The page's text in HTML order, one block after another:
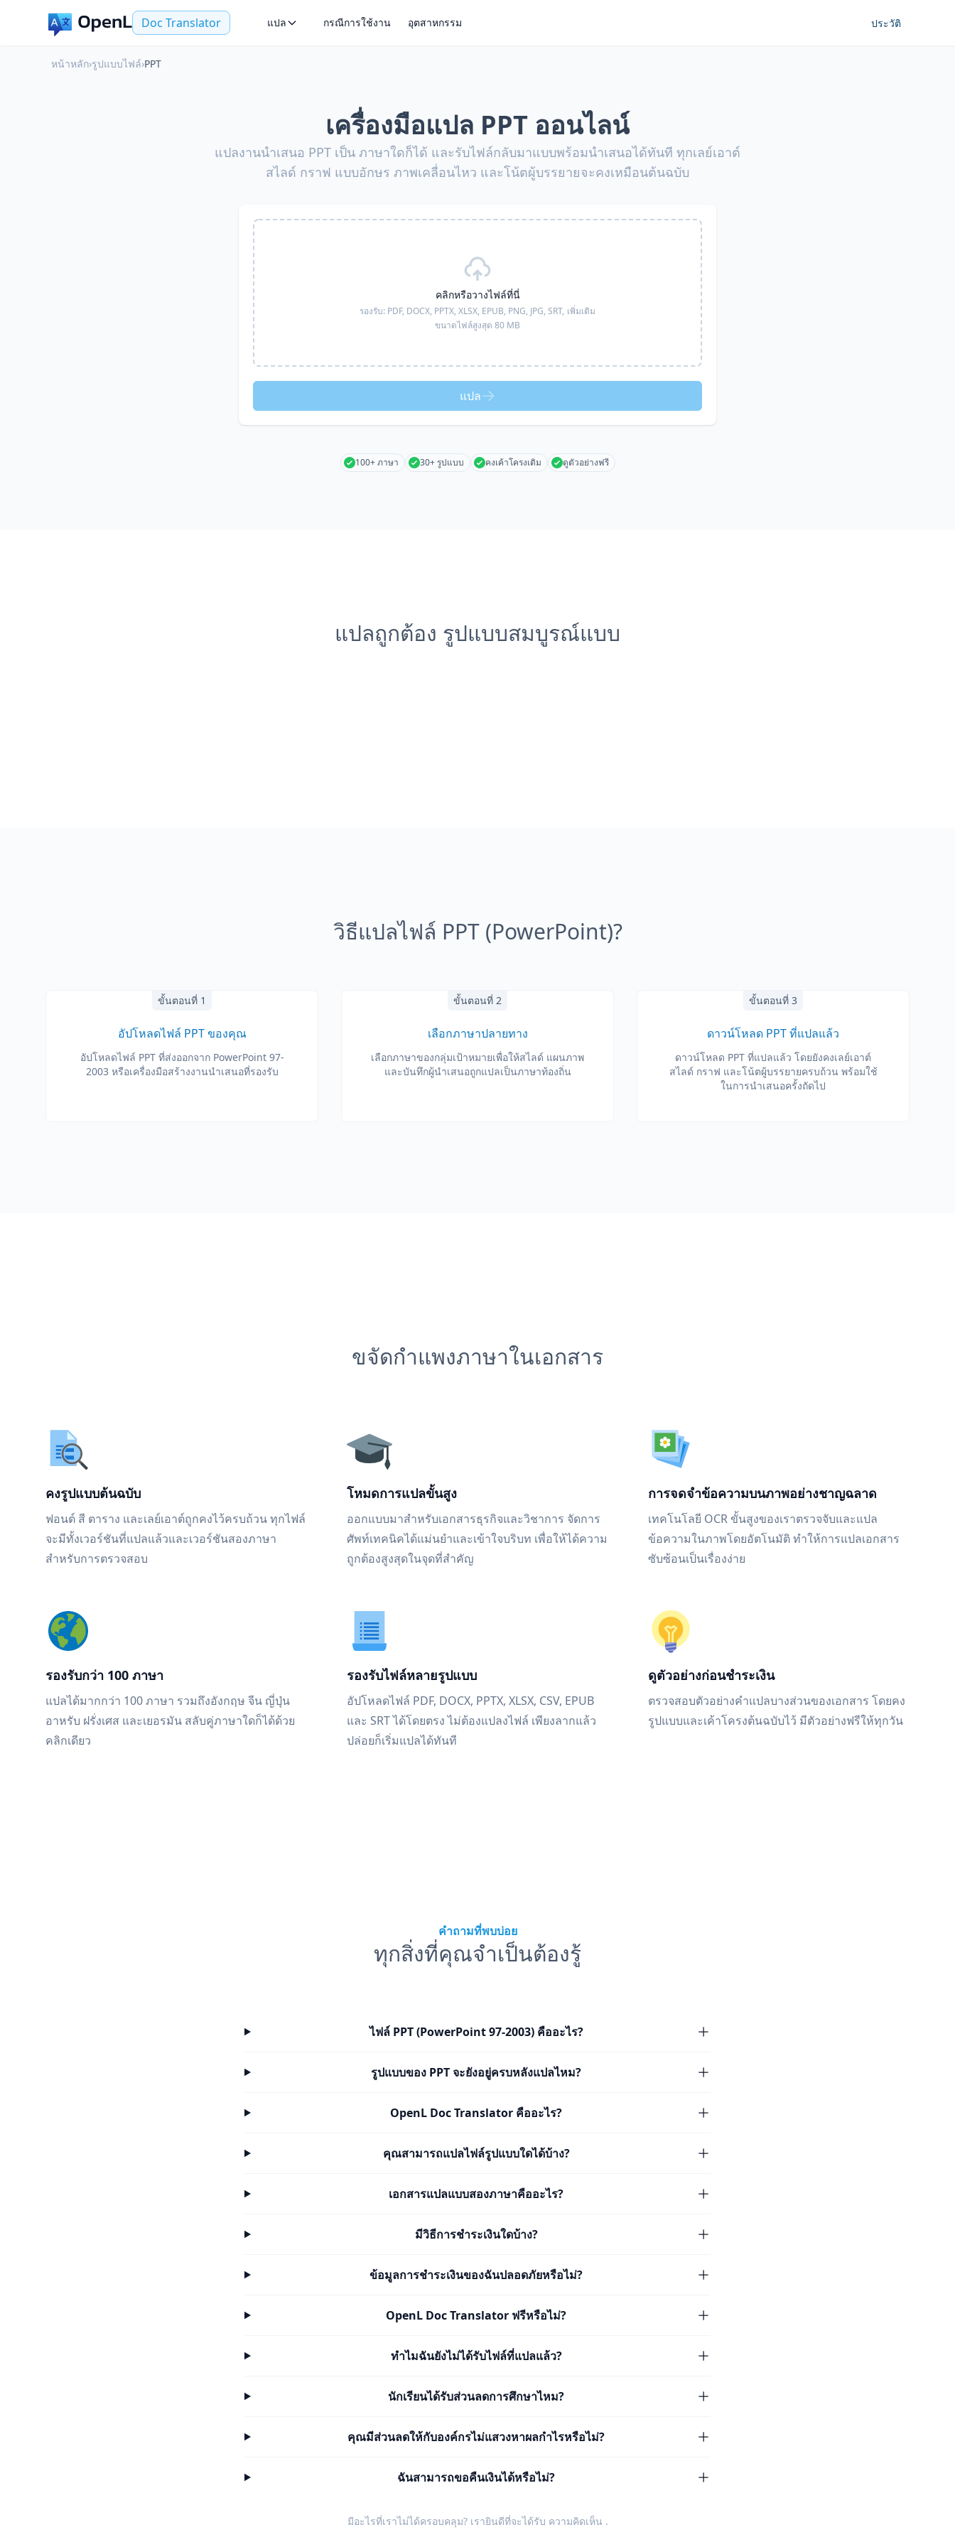
Doc Translator แปล กรณีการใช้งาน อุตสาหกรรม ประวัติ
หน้าหลัก›รูปแบบไฟล์›PPT
เครื่องมือแปล PPT ออนไลน์
แปลงานนำเสนอ PPT เป็น ภาษาใดก็ได้ และรับไฟล์กลับมาแบบพร้อมนำเสนอได้ทันที ทุกเลย์เอาต์
สไลด์ กราฟ แบบอักษร ภาพเคลื่อนไหว และโน้ตผู้บรรยายจะคงเหมือนต้นฉบับ
คลิกหรือวางไฟล์ที่นี่
รองรับ: PDF, DOCX, PPTX, XLSX, EPUB, PNG, JPG, SRT, เพิ่มเติม
ขนาดไฟล์สูงสุด 80 MB
แปล
100+ ภาษา 30+ รูปแบบ คงเค้าโครงเดิม ดูตัวอย่างฟรี
แปลถูกต้อง รูปแบบสมบูรณ์แบบ
วิธีแปลไฟล์ PPT (PowerPoint)?
ขั้นตอนที่ 1
อัปโหลดไฟล์ PPT ของคุณ
อัปโหลดไฟล์ PPT ที่ส่งออกจาก PowerPoint 97-
2003 หรือเครื่องมือสร้างงานนำเสนอที่รองรับ
ขั้นตอนที่ 2
เลือกภาษาปลายทาง
เลือกภาษาของกลุ่มเป้าหมายเพื่อให้สไลด์ แผนภาพ
และบันทึกผู้นำเสนอถูกแปลเป็นภาษาท้องถิ่น
ขั้นตอนที่ 3
ดาวน์โหลด PPT ที่แปลแล้ว
ดาวน์โหลด PPT ที่แปลแล้ว โดยยังคงเลย์เอาต์
สไลด์ กราฟ และโน้ตผู้บรรยายครบถ้วน พร้อมใช้
ในการนำเสนอครั้งถัดไป
ขจัดกำแพงภาษาในเอกสาร
คงรูปแบบต้นฉบับ
ฟอนต์ สี ตาราง และเลย์เอาต์ถูกคงไว้ครบถ้วน ทุกไฟล์
จะมีทั้งเวอร์ชันที่แปลแล้วและเวอร์ชันสองภาษา
สำหรับการตรวจสอบ
โหมดการแปลขั้นสูง
ออกแบบมาสำหรับเอกสารธุรกิจและวิชาการ จัดการ
ศัพท์เทคนิคได้แม่นยำและเข้าใจบริบท เพื่อให้ได้ความ
ถูกต้องสูงสุดในจุดที่สำคัญ
การจดจำข้อความบนภาพอย่างชาญฉลาด
เทคโนโลยี OCR ขั้นสูงของเราตรวจจับและแปล
ข้อความในภาพโดยอัตโนมัติ ทำให้การแปลเอกสาร
ซับซ้อนเป็นเรื่องง่าย
รองรับกว่า 100 ภาษา
แปลได้มากกว่า 100 ภาษา รวมถึงอังกฤษ จีน ญี่ปุ่น
อาหรับ ฝรั่งเศส และเยอรมัน สลับคู่ภาษาใดก็ได้ด้วย
คลิกเดียว
รองรับไฟล์หลายรูปแบบ
อัปโหลดไฟล์ PDF, DOCX, PPTX, XLSX, CSV, EPUB
และ SRT ได้โดยตรง ไม่ต้องแปลงไฟล์ เพียงลากแล้ว
ปล่อยก็เริ่มแปลได้ทันที
ดูตัวอย่างก่อนชำระเงิน
ตรวจสอบตัวอย่างคำแปลบางส่วนของเอกสาร โดยคง
รูปแบบและเค้าโครงต้นฉบับไว้ มีตัวอย่างฟรีให้ทุกวัน
คำถามที่พบบ่อย
ทุกสิ่งที่คุณจำเป็นต้องรู้
ไฟล์ PPT (PowerPoint 97-2003) คืออะไร?
รูปแบบของ PPT จะยังอยู่ครบหลังแปลไหม?
OpenL Doc Translator คืออะไร?
คุณสามารถแปลไฟล์รูปแบบใดได้บ้าง?
เอกสารแปลแบบสองภาษาคืออะไร?
มีวิธีการชำระเงินใดบ้าง?
ข้อมูลการชำระเงินของฉันปลอดภัยหรือไม่?
OpenL Doc Translator ฟรีหรือไม่?
ทำไมฉันยังไม่ได้รับไฟล์ที่แปลแล้ว?
นักเรียนได้รับส่วนลดการศึกษาไหม?
คุณมีส่วนลดให้กับองค์กรไม่แสวงหาผลกำไรหรือไม่?
ฉันสามารถขอคืนเงินได้หรือไม่?
มีอะไรที่เราไม่ได้ครอบคลุม? เรายินดีที่จะได้รับ ความคิดเห็น .